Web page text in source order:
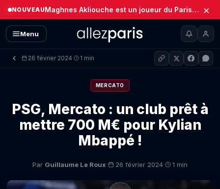
NOUVEAU Maghnes Akliouche est un joueur du Paris Saint-Germain (Officiel) ×
Menu
26 février 2024· 1 min
MERCATO
PSG, Mercato : un club prêt à
mettre 700 M€ pour Kylian
Mbappé !
Par Guillaume Le Roux· 26 février 2024· 1 min